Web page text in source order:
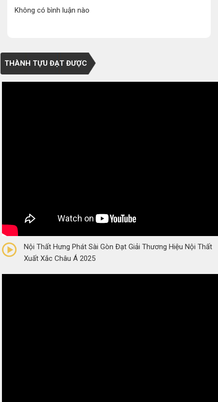
Không có bình luận nào
THÀNH TỰU ĐẠT ĐƯỢC
(0 Reviews)
Nội Thất Hưng Phát Sài Gòn Đạt Giải Thương Hiệu Nội Thất
Xuất Xắc Châu Á 2025